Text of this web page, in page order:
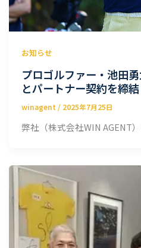
お知らせ
プロゴルファー・池田
とパートナー契約を締結
winagent / 2025年7月25日
弊社（株式会社WIN AGENT